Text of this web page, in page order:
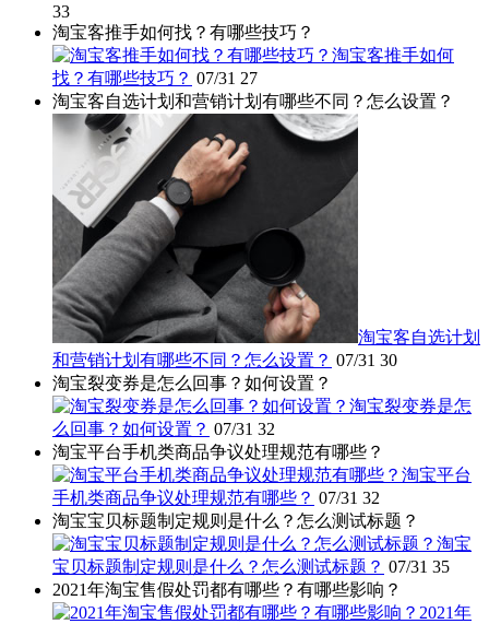
33
淘宝客推手如何找？有哪些技巧？
淘宝客推手如何
找？有哪些技巧？ 07/31 27
淘宝客自选计划和营销计划有哪些不同？怎么设置？
淘宝客自选计划
和营销计划有哪些不同？怎么设置？ 07/31 30
淘宝裂变券是怎么回事？如何设置？
淘宝裂变券是怎
么回事？如何设置？ 07/31 32
淘宝平台手机类商品争议处理规范有哪些？
淘宝平台
手机类商品争议处理规范有哪些？ 07/31 32
淘宝宝贝标题制定规则是什么？怎么测试标题？
淘宝
宝贝标题制定规则是什么？怎么测试标题？ 07/31 35
2021年淘宝售假处罚都有哪些？有哪些影响？
2021年